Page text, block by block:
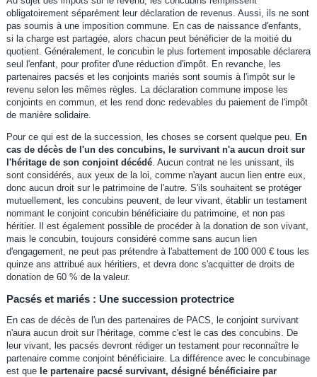
obligatoirement séparément leur déclaration de revenus. Aussi, ils ne sont
pas soumis à une imposition commune. En cas de naissance d'enfants,
si la charge est partagée, alors chacun peut bénéficier de la moitié du
quotient. Généralement, le concubin le plus fortement imposable déclarera
seul l'enfant, pour profiter d'une réduction d'impôt. En revanche, les
partenaires pacsés et les conjoints mariés sont soumis à l'impôt sur le
revenu selon les mêmes règles. La déclaration commune impose les
conjoints en commun, et les rend donc redevables du paiement de l'impôt
de manière solidaire.
Pour ce qui est de la succession, les choses se corsent quelque peu. En
cas de décès de l'un des concubins, le survivant n'a aucun droit sur
l'héritage de son conjoint décédé. Aucun contrat ne les unissant, ils
sont considérés, aux yeux de la loi, comme n'ayant aucun lien entre eux,
donc aucun droit sur le patrimoine de l'autre. S'ils souhaitent se protéger
mutuellement, les concubins peuvent, de leur vivant, établir un testament
nommant le conjoint concubin bénéficiaire du patrimoine, et non pas
héritier. Il est également possible de procéder à la donation de son vivant,
mais le concubin, toujours considéré comme sans aucun lien
d'engagement, ne peut pas prétendre à l'abattement de 100 000 € tous les
quinze ans attribué aux héritiers, et devra donc s'acquitter de droits de
donation de 60 % de la valeur.
Pacsés et mariés : Une succession protectrice
En cas de décès de l'un des partenaires de PACS, le conjoint survivant
n'aura aucun droit sur l'héritage, comme c'est le cas des concubins. De
leur vivant, les pacsés devront rédiger un testament pour reconnaître le
partenaire comme conjoint bénéficiaire. La différence avec le concubinage
est que le partenaire pacsé survivant, désigné bénéficiaire par